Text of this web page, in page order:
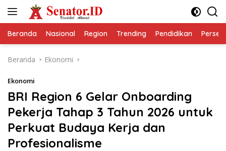
Beranda Nasional Region Trending Pendidikan
Beranda Ekonomi
Ekonomi
BRI Region 6 Gelar Onboarding
Pekerja Tahap 3 Tahun 2026 untuk
Perkuat Budaya Kerja dan
Profesionalisme